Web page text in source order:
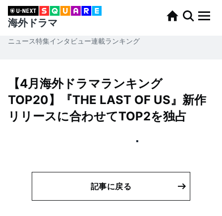
海外ドラマ
ニュース特集インタビュー連載ランキング
【4月海外ドラマランキング
TOP20】『THE LAST OF US』新作
リリースに合わせてTOP2を独占
記事に戻る